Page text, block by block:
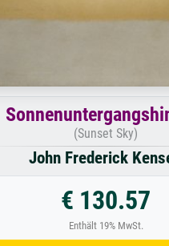
(Sunset Sky)
John Frederick
€ 130.57
Enthält 19% MwSt.